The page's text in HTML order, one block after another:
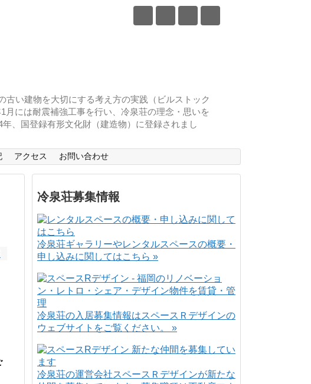
古い建物を大切にする考え方の実践（ビルストック
には耐震補強工事を行い、冷泉荘の理念・思いを
、国登録有形文化財（建造物）に登録されまし
アクセス お問い合わせ
冷泉荘募集情報
冷泉荘ギャラリーやレンタルスペースの概要・
申し込みに関してはこちら »
冷泉荘の入居募集情報はスペースＲデザインの
ウェブサイトをご覧ください。 »
冷泉荘の運営会社スペースＲデザインが新たな